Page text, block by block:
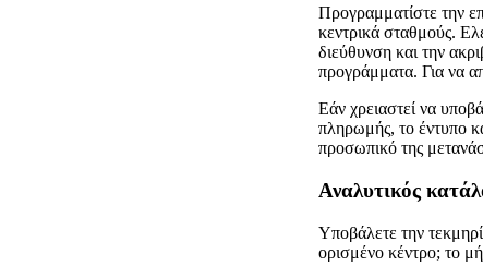
Προγραμματίστε την
κεντρικά σταθμούς.
διεύθυνση και την
προγράμματα. Για να
Εάν χρειαστεί να
πληρωμής, το έντυπο
προσωπικό της
Αναλυτικός
Υποβάλετε την
ορισμένο κέντρο; το